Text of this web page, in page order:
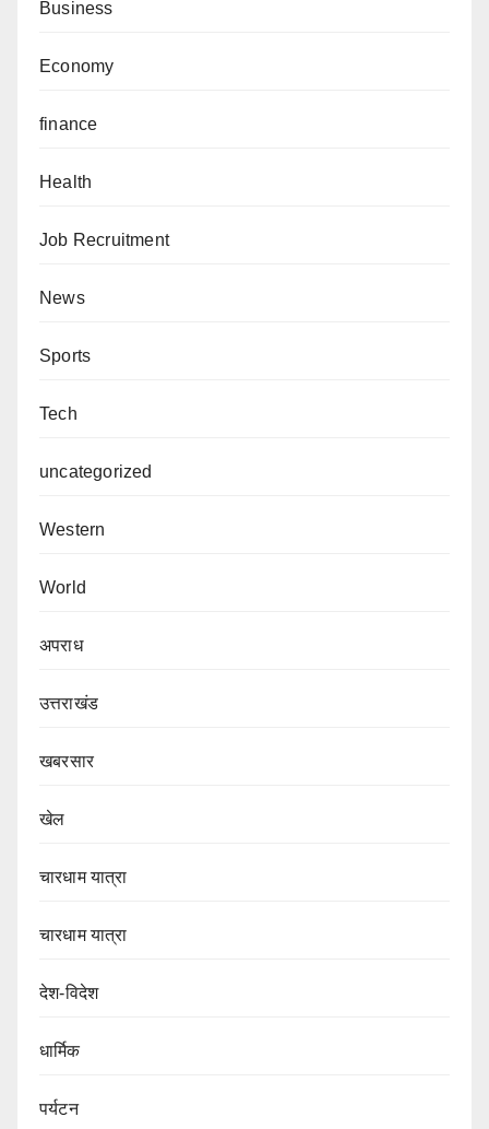
Business
Economy
finance
Health
Job Recruitment
News
Sports
Tech
uncategorized
Western
World
अपराध
उत्तराखंड
खबरसार
खेल
चारधाम यात्रा
चारधाम यात्रा
देश-विदेश
धार्मिक
पर्यटन